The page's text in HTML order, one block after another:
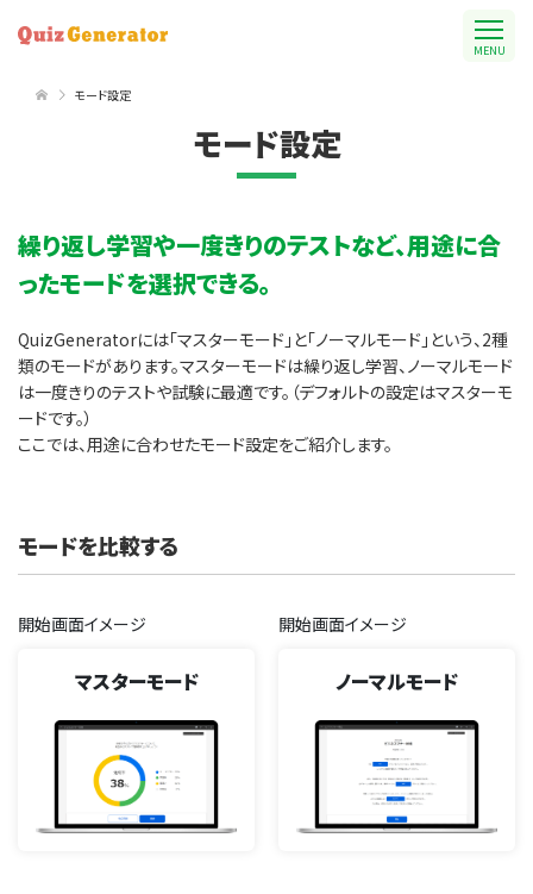
MENU
モード設定
モード設定
繰り返し学習や一度きりのテストなど、用途に合
ったモードを選択できる。
QuizGeneratorには「マスターモード」と「ノーマルモード」という、2種
類のモードがあります。マスターモードは繰り返し学習、ノーマルモード
は一度きりのテストや試験に最適です。（デフォルトの設定はマスターモ
ードです。）
ここでは、用途に合わせたモード設定をご紹介します。
モードを比較する
開始画面イメージ 開始画面イメージ
マスターモード ノーマルモード